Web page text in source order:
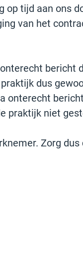
op tijd aan ons
van het
bericht
dus
onterecht
praktijk niet
Zorg